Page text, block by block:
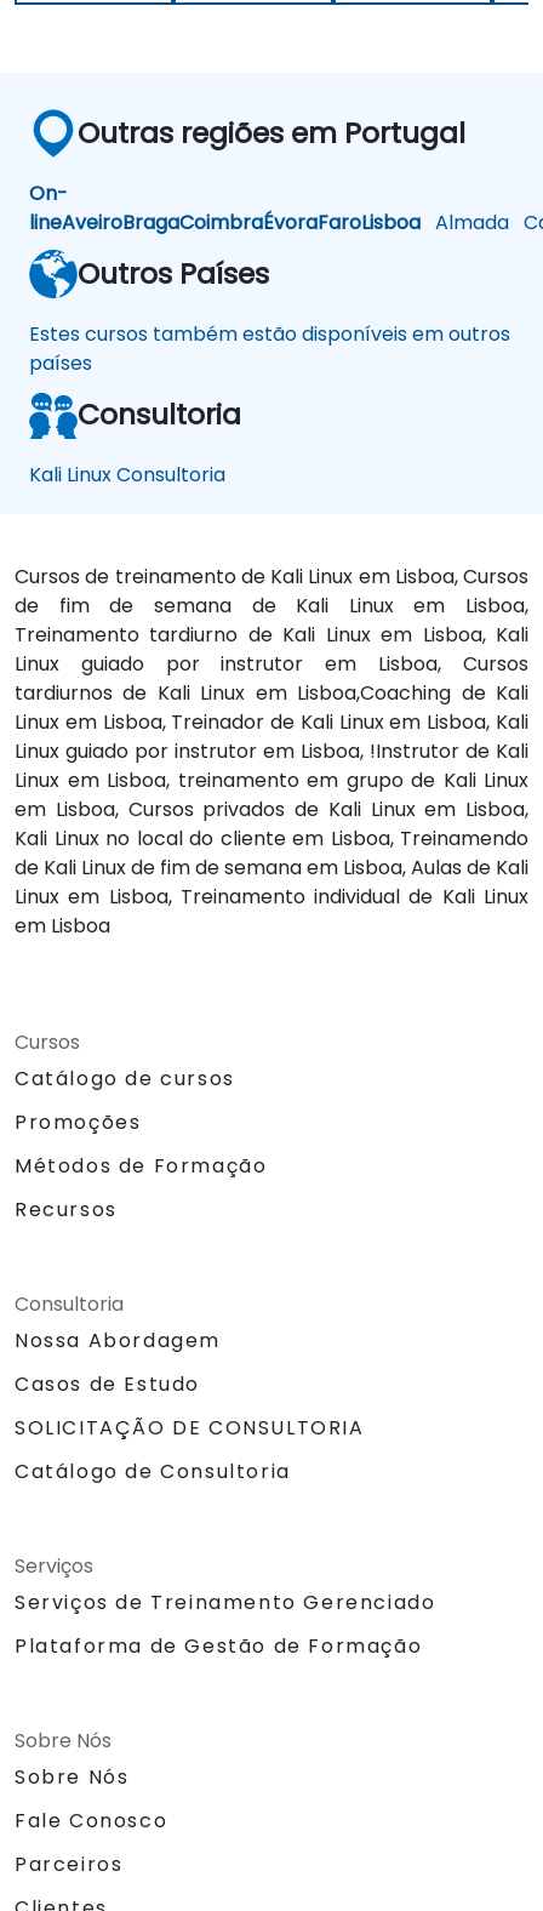
Outras regiões em Portugal
On-
lineAveiroBragaCoimbraÉvoraFaroLisboa Almada
Outros Países
Estes cursos também estão disponíveis em outros
países
Consultoria
Kali Linux Consultoria
Cursos de treinamento de Kali Linux em Lisboa, Cursos
de fim de semana de Kali Linux em Lisboa,
Treinamento tardiurno de Kali Linux em Lisboa, Kali
Linux guiado por instrutor em Lisboa, Cursos
tardiurnos de Kali Linux em Lisboa,Coaching de Kali
Linux em Lisboa, Treinador de Kali Linux em Lisboa, Kali
Linux guiado por instrutor em Lisboa, !Instrutor de Kali
Linux em Lisboa, treinamento em grupo de Kali Linux
em Lisboa, Cursos privados de Kali Linux em Lisboa,
Kali Linux no local do cliente em Lisboa, Treinamendo
de Kali Linux de fim de semana em Lisboa, Aulas de Kali
Linux em Lisboa, Treinamento individual de Kali Linux
em Lisboa
Cursos
Catálogo de cursos
Promoções
Métodos de Formação
Recursos
Consultoria
Nossa Abordagem
Casos de Estudo
SOLICITAÇÃO DE CONSULTORIA
Catálogo de Consultoria
Serviços
Serviços de Treinamento Gerenciado
Plataforma de Gestão de Formação
Sobre Nós
Sobre Nós
Fale Conosco
Parceiros